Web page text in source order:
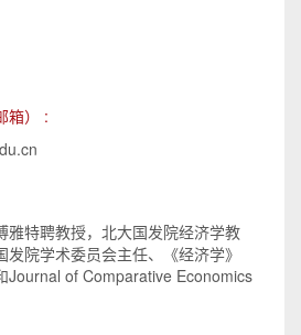
箱） :
雅特聘教授，北大国发院经济学教
院学术委员会主任、《经济学》
Journal of Comparative Economics